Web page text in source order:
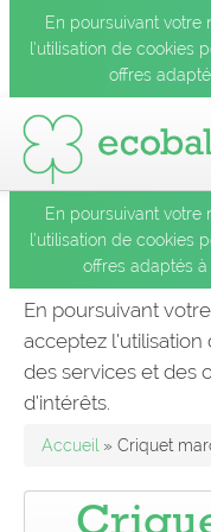
En poursuivant votre
l’utilisation de cookies
offres
En poursuivant votre
l’utilisation de cookies
offres adaptés à
En poursuivant
acceptez
des services et des
d’intérêts.
Accueil » Criquet